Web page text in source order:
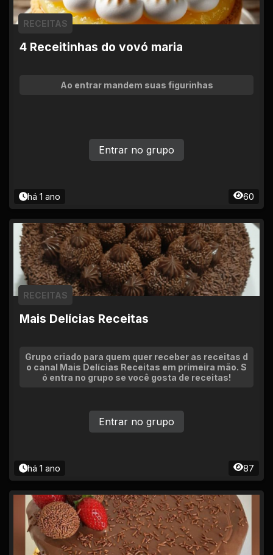
4 Receitinhas do vovó maria
RECEITAS
Ao entrar mandem suas figurinhas
há 1 ano 60
Entrar no grupo
Mais Delícias Receitas
RECEITAS
Grupo criado para quem quer receber as receitas d
o canal Mais Delícias Receitas em primeira mão. S
ó entra no grupo se você gosta de receitas!
há 1 ano 87
Entrar no grupo